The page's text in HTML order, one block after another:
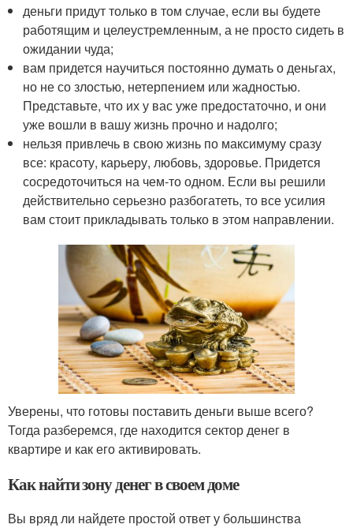
деньги придут только в том случае, если вы будете
работящим и целеустремленным, а не просто сидеть в
ожидании чуда;
вам придется научиться постоянно думать о деньгах,
но не со злостью, нетерпением или жадностью.
Представьте, что их у вас уже предостаточно, и они
уже вошли в вашу жизнь прочно и надолго;
нельзя привлечь в свою жизнь по максимуму сразу
все: красоту, карьеру, любовь, здоровье. Придется
сосредоточиться на чем-то одном. Если вы решили
действительно серьезно разбогатеть, то все усилия
вам стоит прикладывать только в этом направлении.
Уверены, что готовы поставить деньги выше всего?
Тогда разберемся, где находится сектор денег в
квартире и как его активировать.
Как найти зону денег в своем доме
Вы вряд ли найдете простой ответ у большинства